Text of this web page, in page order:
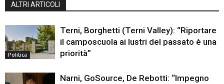
ALTRI ARTICOLI
Politica
Terni, Borghetti (Terni Valley): “Riportare
il camposcuola ai lustri del passato è una
priorità”
Narni, GoSource, De Rebotti: “Impegno